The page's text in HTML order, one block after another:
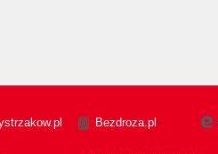
Bezdroza.pl